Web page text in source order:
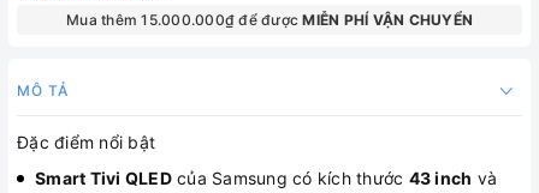
Mua thêm 15.000.000₫ để đượcMIỄN PHÍ VẬN CHUYỂN
MÔ TẢ
Đặc điểm nổi bật
Smart Tivi QLEDcủa Samsung có kích thước 43 inch và